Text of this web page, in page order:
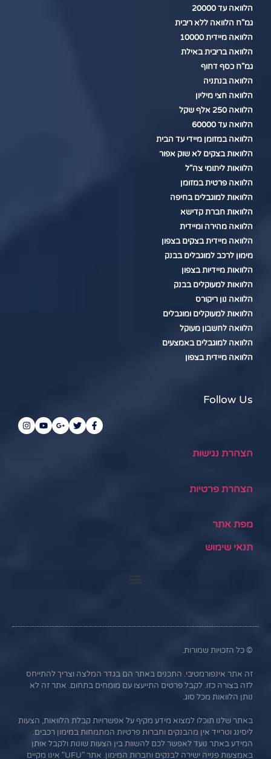
הלוואה עד 20000
גמ"ח הלוואה ללא ריבית
הלוואה מיידית 10000
הלוואה בריבית באילת
גמ"ח כסף דחוף
הלוואה בנתניה
הלוואה חצי מיליון
הלוואה 250 אלף שקל
הלוואה עד 60000
הלוואה במזומן מיידי עד הבית
הלוואות בצקים לא שוק אפור
הלוואות ליתומי צה"ל
הלוואה פרטית במזומן
הלוואות למוגבלים בחיפה
הלוואות חברת קדישא
הלוואה מהירה ומיידית
הלוואה מיידית בצקים בצפון
מימון לרכב למוגבלים בבנק
הלוואות מיידיות בצפון
הלוואות למעוקלים בבנק
הלוואה נון ריקורס
הלוואות למעוקלים ומוגבלים
הלוואה לחשבון מעוקל
הלוואה למוגבלים באמצעים
הלוואה מיידית בצפון
Follow Us
הצהרת נגישות
הצהרת פרטיות
מפת אתר
תנאי שימוש
© כל הזכויות שמורות.
זה אתר אינפורמטיבי. התכנים באתר הם בגדר המלצה וצריך להתייחס
לזה בצורה כזו. לקבל פרטים התייעצו עם מומחים בתחום. אתר זה לא
נותן הלוואות מכל סוג.
באתר שלנו תוכלו למצוא מידע מקיף על אפשרויות קבלת הלוואות, הצעות
ליסינג וטרייד אין מהבנקים וחברות פרטיות המתמחות במימון רכבים.
המידע באתר נועד לאפשר לכם להשוות בין הצעות שונות ולקבל אותן
באמצעות פנייה ישירה לבנקים וחברות המימון. אתר "UFU" אינו מקיים